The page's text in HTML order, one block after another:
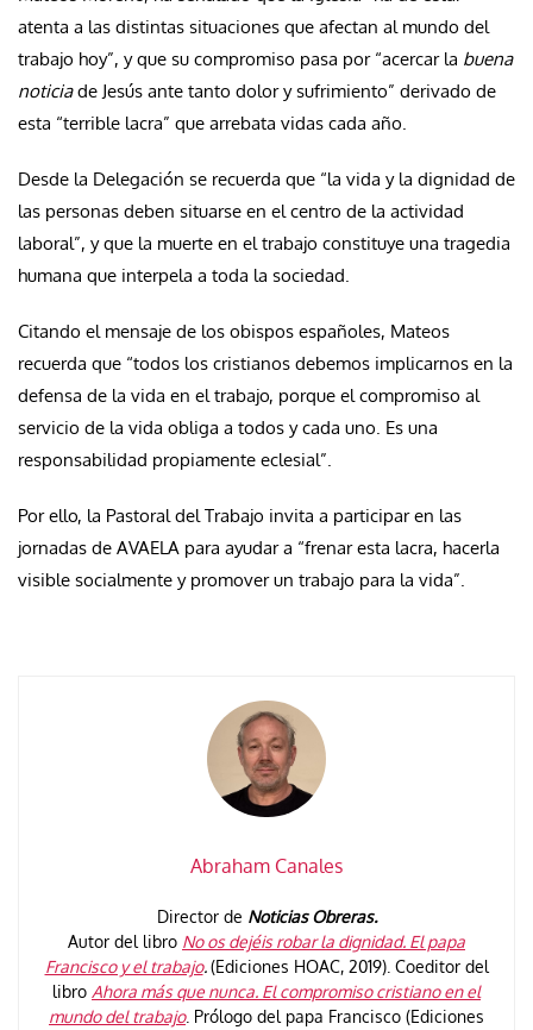
atenta a las distintas situaciones que afectan al mundo del
trabajo hoy”, y que su compromiso pasa por “acercar la buena
noticiade Jesús ante tanto dolor y sufrimiento” derivado de
esta “terrible lacra” que arrebata vidas cada año.
Desde la Delegación se recuerda que “la vida y la dignidad de
las personas deben situarse en el centro de la actividad
laboral”, y que la muerte en el trabajo constituye una tragedia
humana que interpela a toda la sociedad.
Citando el mensaje de los obispos españoles, Mateos
recuerda que “todos los cristianos debemos implicarnos en la
defensa de la vida en el trabajo, porque el compromiso al
servicio de la vida obliga a todos y cada uno. Es una
responsabilidad propiamente eclesial”.
Por ello, la Pastoral del Trabajo invita a participar en las
jornadas de AVAELA para ayudar a “frenar esta lacra, hacerla
visible socialmente y promover un trabajo para la vida”.
Abraham Canales
Director de Noticias Obreras.
Autor del libro No os dejéis robar la dignidad. El papa
Francisco y el trabajo.(Ediciones HOAC, 2019). Coeditor del
libro Ahora más que nunca. El compromiso cristiano en el
mundo del trabajo. Prólogo del papa Francisco (Ediciones